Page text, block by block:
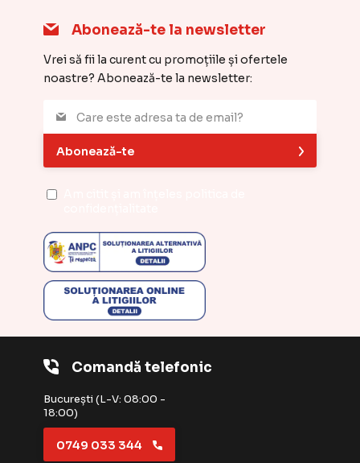
Comandă telefonic
București (L-V: 08:00 -
18:00)
0749 033 344
Abonează-te la newsletter
Vrei să fii la curent cu promoțiile și ofertele
noastre? Abonează-te la newsletter:
Abonează-te